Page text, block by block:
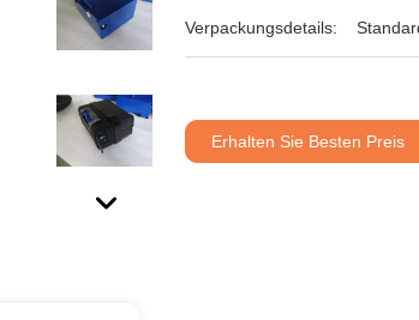
Verpackungsdetails:
Erhalten Sie Besten Preis